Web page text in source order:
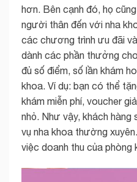
hơn. Bên cạnh đó, họ
người thân đến với nha
các chương trình ưu đãi
dành các phần thưởng
đủ số điểm, số lần khám
khoa. Ví dụ: bạn có thể
khám miễn phí, voucher
nhỏ. Như vậy, khách hàng
vụ nha khoa thường
việc doanh thu của phòng